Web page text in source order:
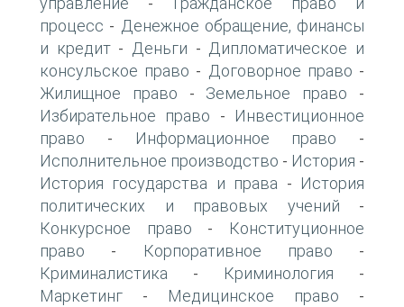
-
процесс - Денежное обращение, финансы
и кредит- Деньги - Дипломатическое и
консульское право - Договорное право -
Жилищное право - Земельное право -
Избирательное право -
Инвестиционное
право - Информационное право -
Исполнительное производство - История -
История государства и права -
История
политических и правовых учений -
Конкурсное право -
Конституционное
право - Корпоративное право -
Криминалистика - Криминология -
Маркетинг - Медицинское право -